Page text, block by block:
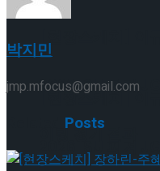
2026 ISU 피겨
이팅 경기 결과
[현장스케치] 이
2026 ISU 피겨
박지민
jmp.mfocus@gmail.com
Posts